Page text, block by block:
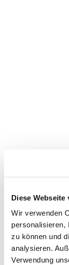
Diese Webseite
Wir verwenden
personalisieren,
zu können und
analysieren.
Verwendung